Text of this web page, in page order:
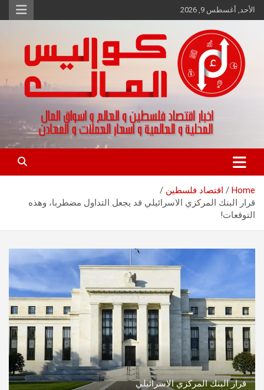
Skip
to
الأحد, أغسطس 9, 2026
كواليس المال
اخبار اقتصاد فلسطين و العالم و تقارير اسواق المال و العملات
Home
اقتصاد فلسطين
قرار البنك المركزي الاسرائيلي قد يجعل التداول مضطربا، وهذه
التوقعات!
قرار البنك المركزي الاسرائيلي